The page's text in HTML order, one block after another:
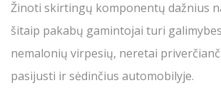
Žinoti skirtingų komponentų dažnius
šitaip pakabų gamintojai turi
nemalonių virpesių, neretai
pasijusti ir sėdinčius automobilyje.